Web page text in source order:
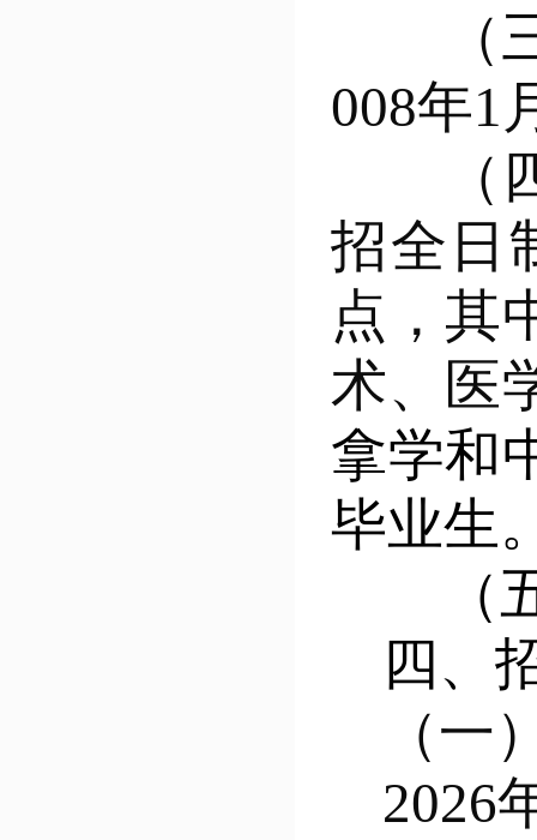
（
008年1
（
招全日
点，其
术、医
拿学和
毕业生
（
四、
（一
2026